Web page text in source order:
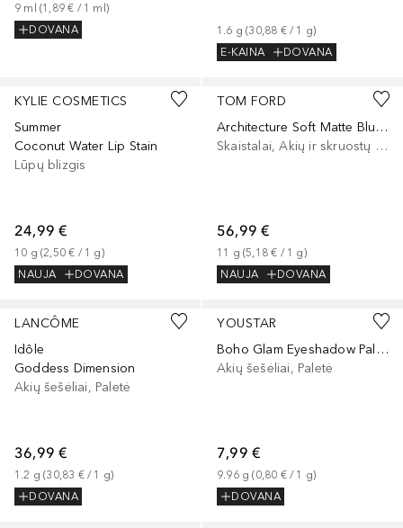
9 ml (1,89 € / 1 ml )
DOVANA
1.6 g (30,88 € / 1 g)
E-KAINA
DOVANA
KYLIE COSMETICS
Summer
Coconut Water Lip Stain
Lūpų blizgis
24,99 €
10 g (2,50 € / 1 g)
NAUJA
DOVANA
TOM FORD
Architecture Soft Matte Blush
Skaistalai, Akių ir skruostų dažai, Lūpų ir skruostų dažai
56,99 €
11 g (5,18 € / 1 g)
NAUJA
DOVANA
+ 1
LANCÔME
Idôle
Goddess Dimension
Akių šešėliai, Paletė
36,99 €
1.2 g (30,83 € / 1 g)
DOVANA
+9
YOUSTAR
Boho Glam Eyeshadow Palette
Akių šešėliai, Paletė
7,99 €
9.96 g (0,80 € / 1 g)
DOVANA
+1